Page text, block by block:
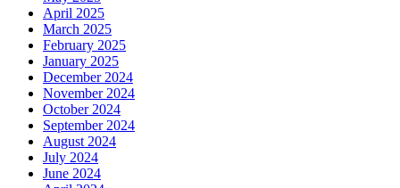
April 2025
March 2025
February 2025
January 2025
December 2024
November 2024
October 2024
September 2024
August 2024
July 2024
June 2024